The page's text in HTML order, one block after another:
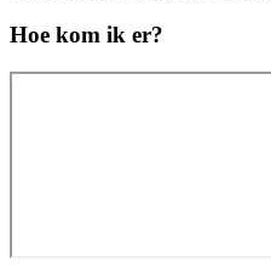
Hoe kom ik er?